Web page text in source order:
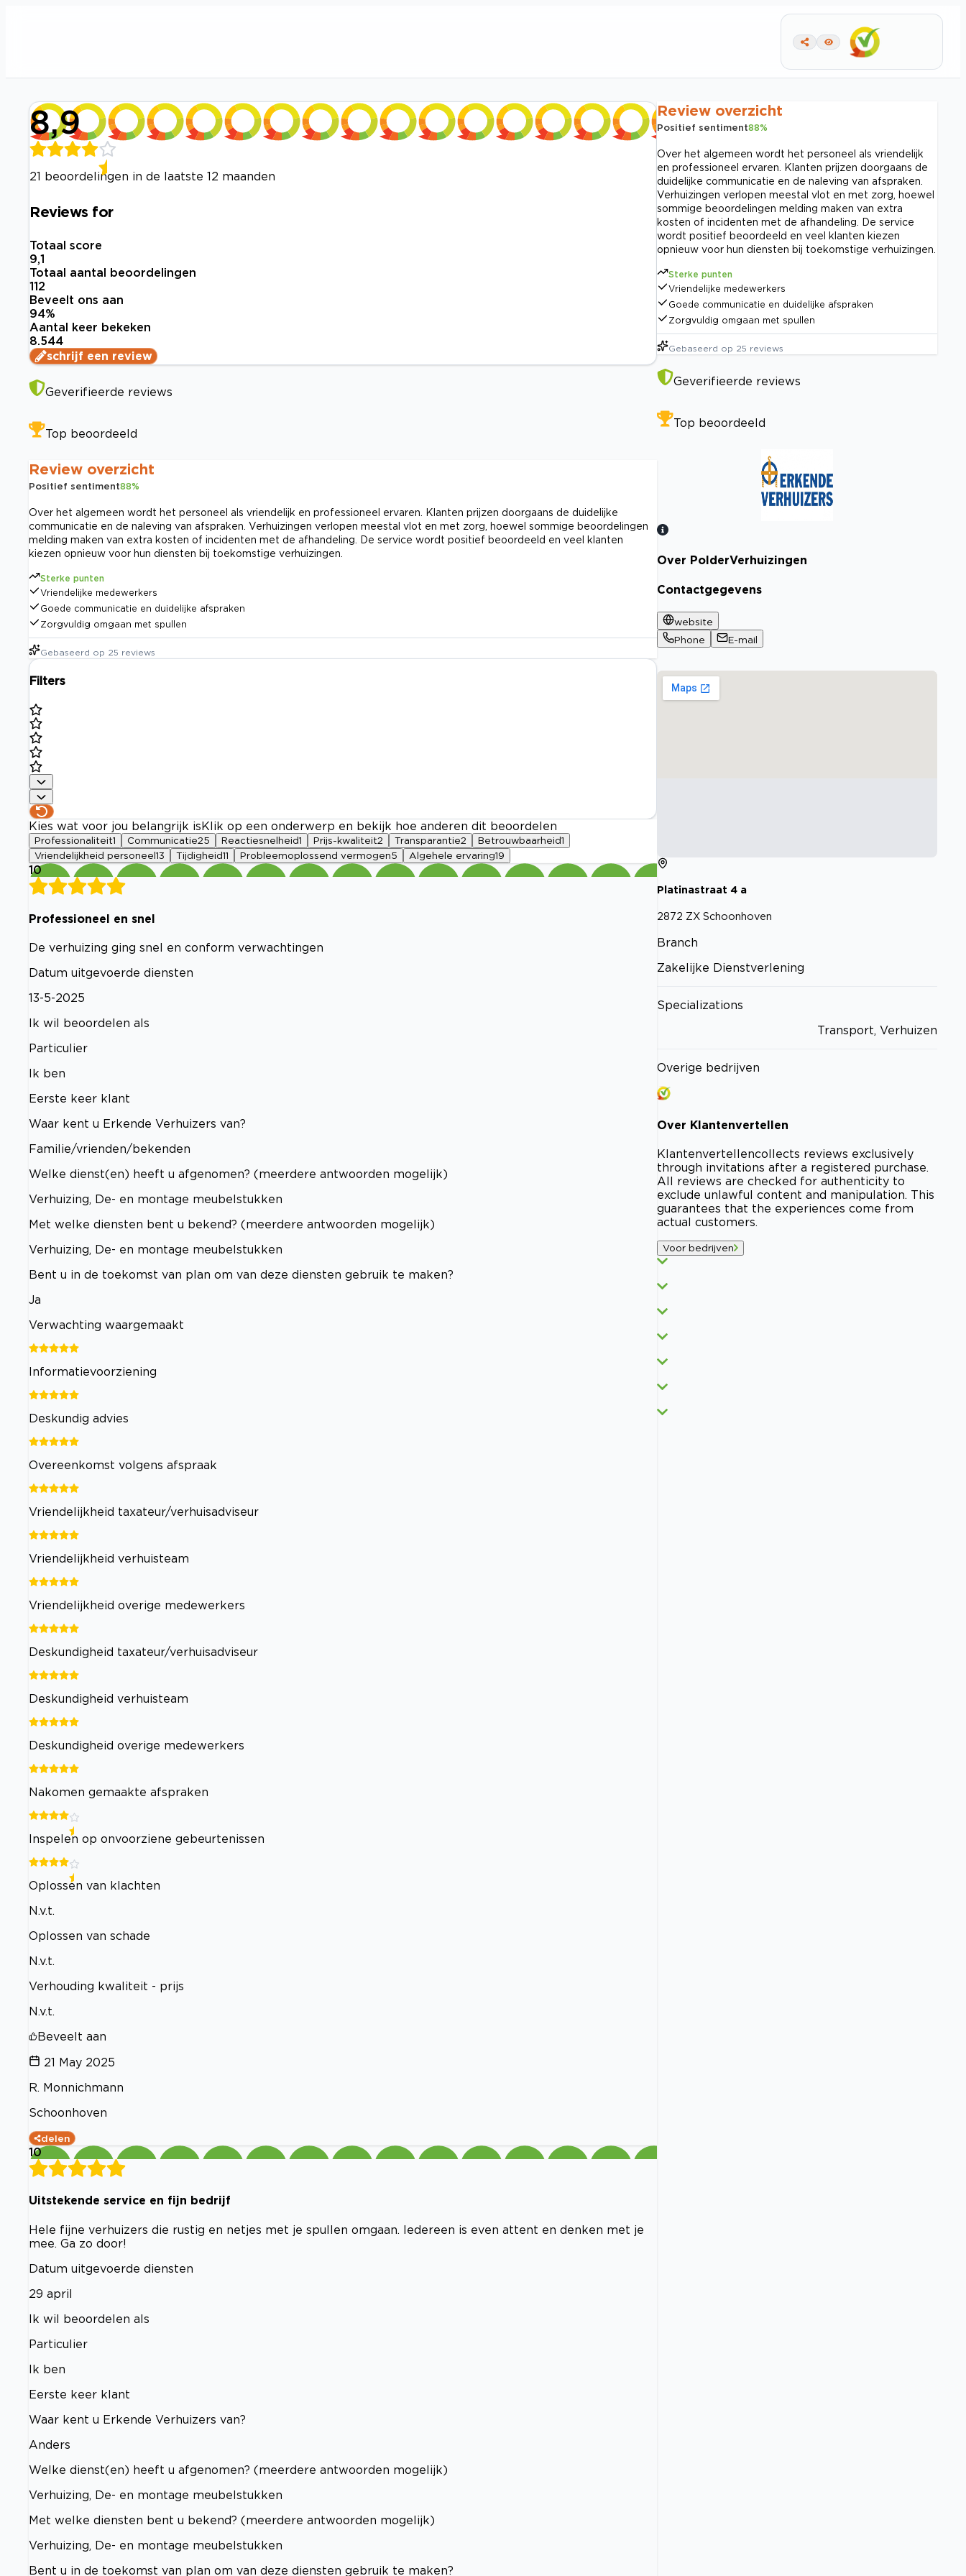
8,9
21 beoordelingen in de laatste 12 maanden
Reviews for
Totaal score
9,1
Totaal aantal beoordelingen
112
Beveelt ons aan
94%
Aantal keer bekeken
8.544
schrijf een review
Geverifieerde reviews
Top beoordeeld
Review overzicht
Positief sentiment88%
Over het algemeen wordt het personeel als vriendelijk en professioneel ervaren. Klanten prijzen doorgaans de duidelijke
communicatie en de naleving van afspraken. Verhuizingen verlopen meestal vlot en met zorg, hoewel sommige beoordelingen
melding maken van extra kosten of incidenten met de afhandeling. De service wordt positief beoordeeld en veel klanten
kiezen opnieuw voor hun diensten bij toekomstige verhuizingen.
Sterke punten
Vriendelijke medewerkers
Goede communicatie en duidelijke afspraken
Zorgvuldig omgaan met spullen
Gebaseerd op 25 reviews
Filters
Kies wat voor jou belangrijk is Klik op een onderwerp en bekijk hoe anderen dit beoordelen
Professionaliteit1 Communicatie25 Reactiesnelheid1 Prijs-kwaliteit2 Transparantie2 Betrouwbaarheid1
Vriendelijkheid personeel 13 Tijdigheid11 Probleemoplossend vermogen5 Algehele ervaring19
10
Professioneel en snel
De verhuizing ging snel en conform verwachtingen
Datum uitgevoerde diensten
13-5-2025
Ik wil beoordelen als
Particulier
Ik ben
Eerste keer klant
Waar kent u Erkende Verhuizers van?
Familie/vrienden/bekenden
Welke dienst(en) heeft u afgenomen? (meerdere antwoorden mogelijk)
Verhuizing, De- en montage meubelstukken
Met welke diensten bent u bekend? (meerdere antwoorden mogelijk)
Verhuizing, De- en montage meubelstukken
Bent u in de toekomst van plan om van deze diensten gebruik te maken?
Ja
Verwachting waargemaakt
Informatievoorziening
Deskundig advies
Overeenkomst volgens afspraak
Vriendelijkheid taxateur/verhuisadviseur
Vriendelijkheid verhuisteam
Vriendelijkheid overige medewerkers
Deskundigheid taxateur/verhuisadviseur
Deskundigheid verhuisteam
Deskundigheid overige medewerkers
Nakomen gemaakte afspraken
Inspelen op onvoorziene gebeurtenissen
Oplossen van klachten
N.v.t.
Oplossen van schade
N.v.t.
Verhouding kwaliteit - prijs
N.v.t.
Beveelt aan
21 May 2025
R. Monnichmann
Schoonhoven
delen
10
Uitstekende service en fijn bedrijf
Hele fijne verhuizers die rustig en netjes met je spullen omgaan. Iedereen is even attent en denken met je
mee. Ga zo door!
Datum uitgevoerde diensten
29 april
Ik wil beoordelen als
Particulier
Ik ben
Eerste keer klant
Waar kent u Erkende Verhuizers van?
Anders
Welke dienst(en) heeft u afgenomen? (meerdere antwoorden mogelijk)
Verhuizing, De- en montage meubelstukken
Met welke diensten bent u bekend? (meerdere antwoorden mogelijk)
Verhuizing, De- en montage meubelstukken
Bent u in de toekomst van plan om van deze diensten gebruik te maken?
Review overzicht
Positief sentiment88%
Over het algemeen wordt het personeel als vriendelijk
en professioneel ervaren. Klanten prijzen doorgaans de
duidelijke communicatie en de naleving van afspraken.
Verhuizingen verlopen meestal vlot en met zorg, hoewel
sommige beoordelingen melding maken van extra
kosten of incidenten met de afhandeling. De service
wordt positief beoordeeld en veel klanten kiezen
opnieuw voor hun diensten bij toekomstige verhuizingen.
Sterke punten
Vriendelijke medewerkers
Goede communicatie en duidelijke afspraken
Zorgvuldig omgaan met spullen
Gebaseerd op 25 reviews
Geverifieerde reviews
Top beoordeeld
Bekijk certificaat
Over PolderVerhuizingen
Contactgegevens
website
Phone
E-mail
Platinastraat 4 a
2872 ZX Schoonhoven
Branch
Zakelijke Dienstverlening
Specializations
Transport, Verhuizen
Overige bedrijven
Over Klantenvertellen
Klantenvertellencollects reviews exclusively
through invitations after a registered purchase.
All reviews are checked for authenticity to
exclude unlawful content and manipulation. This
guarantees that the experiences come from
actual customers.
Voor bedrijven